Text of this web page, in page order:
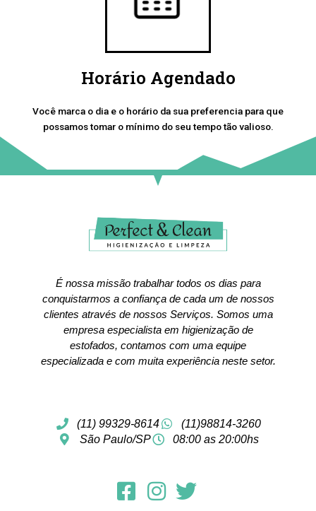
Horário Agendado
Você marca o dia e o horário da sua preferencia para que
possamos tomar o mínimo do seu tempo tão valioso.
É nossa missão trabalhar todos os dias para
conquistarmos a confiança de cada um de nossos
clientes através de nossos Serviços. Somos uma
empresa especialista em higienização de
estofados, contamos com uma equipe
especializada e com muita experiência neste setor.
(11) 99329-8614
(11)98814-3260
São Paulo/SP
08:00 as 20:00hs